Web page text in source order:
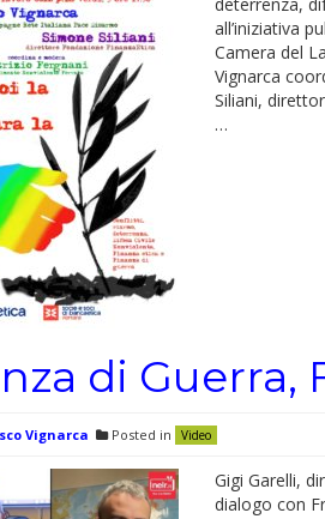
all’iniziativa
Camera del
Vignarca
Siliani,
…
di Guerra,
Vignarca Posted in Video
Gigi Garelli,
dialogo con